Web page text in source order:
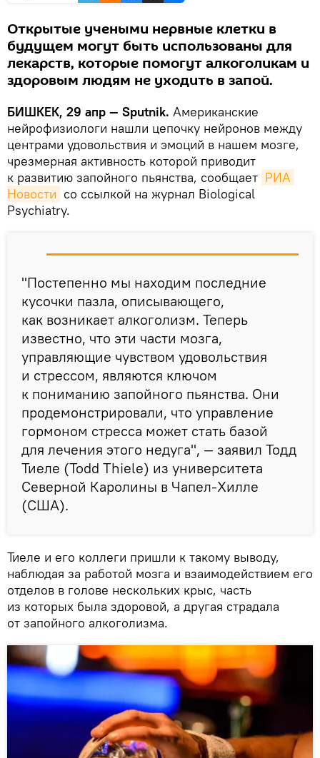
Открытые учеными нервные клетки в
будущем могут быть использованы для
лекарств, которые помогут алкоголикам и
здоровым людям не уходить в запой.
БИШКЕК, 29 апр — Sputnik. Американские
нейрофизиологи нашли цепочку нейронов между
центрами удовольствия и эмоций в нашем мозге,
чрезмерная активность которой приводит
к развитию запойного пьянства, сообщает РИА
Новости со ссылкой на журнал Biological
Psychiatry.
"Постепенно мы находим последние
кусочки пазла, описывающего,
как возникает алкоголизм. Теперь
известно, что эти части мозга,
управляющие чувством удовольствия
и стрессом, являются ключом
к пониманию запойного пьянства. Они
продемонстрировали, что управление
гормоном стресса может стать базой
для лечения этого недуга", — заявил Тодд
Тиеле (Todd Thiele) из университета
Северной Каролины в Чапел-Хилле
(США).
Тиеле и его коллеги пришли к такому выводу,
наблюдая за работой мозга и взаимодействием его
отделов в голове нескольких крыс, часть
из которых была здоровой, а другая страдала
от запойного алкоголизма.